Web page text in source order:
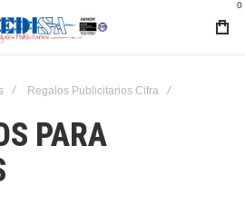
0
Regalos Publicitarios Cifra
PARA